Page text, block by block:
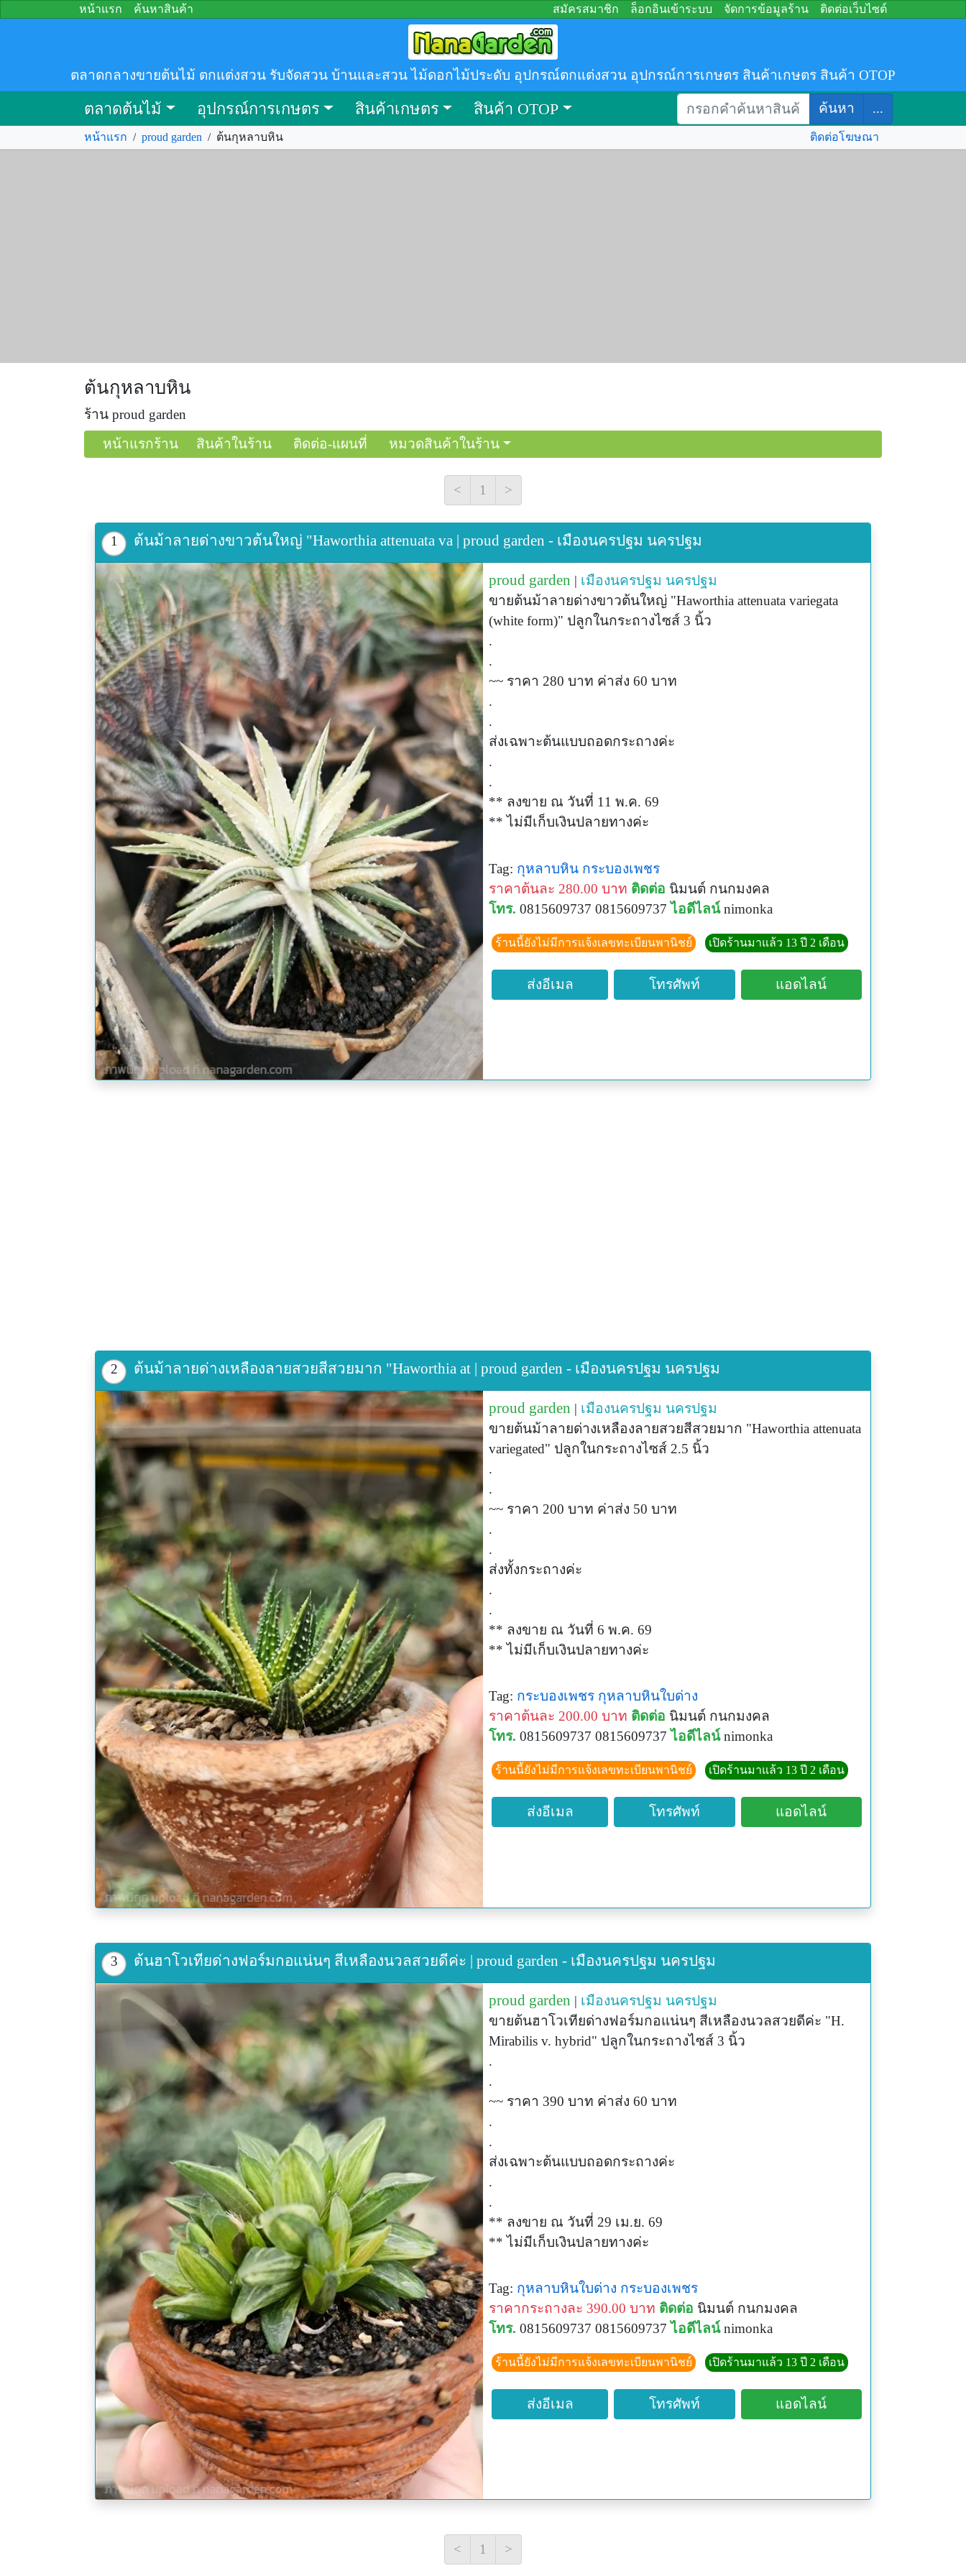
หน้าแรก ค้นหาสินค้า สมัครสมาชิก ล็อกอินเข้าระบบ จัดการข้อมูลร้าน ติดต่อเว็บไซต์
ตลาดกลางขายต้นไม้ ตกแต่งสวน รับจัดสวน บ้านและสวน ไม้ดอกไม้ประดับ อุปกรณ์ตกแต่งสวน อุปกรณ์การเกษตร สินค้าเกษตร สินค้า OTOP
ตลาดต้นไม้ อุปกรณ์การเกษตร สินค้าเกษตร สินค้า OTOP ค้นหา ...
หน้าแรก / proud garden / ต้นกุหลาบหิน ติดต่อโฆษณา
ต้นกุหลาบหิน
ร้าน proud garden
หน้าแรกร้าน
สินค้าในร้าน ติดต่อ-แผนที่ หมวดสินค้าในร้าน
< 1 >
1 ต้นม้าลายด่างขาวต้นใหญ่ "Haworthia attenuata va | proud garden - เมืองนครปฐม นครปฐม
proud garden | เมืองนครปฐม นครปฐม
ขายต้นม้าลายด่างขาวต้นใหญ่ "Haworthia attenuata variegata
(white form)" ปลูกในกระถางไซส์ 3 นิ้ว
.
.
~~ ราคา 280 บาท ค่าส่ง 60 บาท
.
.
ส่งเฉพาะต้นแบบถอดกระถางค่ะ
.
.
** ลงขาย ณ วันที่ 11 พ.ค. 69
** ไม่มีเก็บเงินปลายทางค่ะ
Tag: กุหลาบหิน กระบองเพชร
ราคาต้นละ 280.00 บาท ติดต่อ นิมนต์ กนกมงคล
โทร. 0815609737 0815609737 ไอดีไลน์ nimonka
ร้านนี้ยังไม่มีการแจ้งเลขทะเบียนพานิชย์ เปิดร้านมาแล้ว 13 ปี 2 เดือน
ส่งอีเมล โทรศัพท์ แอดไลน์
2 ต้นม้าลายด่างเหลืองลายสวยสีสวยมาก "Haworthia at | proud garden - เมืองนครปฐม นครปฐม
proud garden | เมืองนครปฐม นครปฐม
ขายต้นม้าลายด่างเหลืองลายสวยสีสวยมาก "Haworthia attenuata
variegated" ปลูกในกระถางไซส์ 2.5 นิ้ว
.
.
~~ ราคา 200 บาท ค่าส่ง 50 บาท
.
.
ส่งทั้งกระถางค่ะ
.
.
** ลงขาย ณ วันที่ 6 พ.ค. 69
** ไม่มีเก็บเงินปลายทางค่ะ
Tag: กระบองเพชร กุหลาบหินใบด่าง
ราคาต้นละ 200.00 บาท ติดต่อ นิมนต์ กนกมงคล
โทร. 0815609737 0815609737 ไอดีไลน์ nimonka
ร้านนี้ยังไม่มีการแจ้งเลขทะเบียนพานิชย์ เปิดร้านมาแล้ว 13 ปี 2 เดือน
ส่งอีเมล โทรศัพท์ แอดไลน์
3 ต้นฮาโวเทียด่างฟอร์มกอแน่นๆ สีเหลืองนวลสวยดีค่ะ | proud garden - เมืองนครปฐม นครปฐม
proud garden | เมืองนครปฐม นครปฐม
ขายต้นฮาโวเทียด่างฟอร์มกอแน่นๆ สีเหลืองนวลสวยดีค่ะ "H.
Mirabilis v. hybrid" ปลูกในกระถางไซส์ 3 นิ้ว
.
.
~~ ราคา 390 บาท ค่าส่ง 60 บาท
.
.
ส่งเฉพาะต้นแบบถอดกระถางค่ะ
.
.
** ลงขาย ณ วันที่ 29 เม.ย. 69
** ไม่มีเก็บเงินปลายทางค่ะ
Tag: กุหลาบหินใบด่าง กระบองเพชร
ราคากระถางละ 390.00 บาท ติดต่อ นิมนต์ กนกมงคล
โทร. 0815609737 0815609737 ไอดีไลน์ nimonka
ร้านนี้ยังไม่มีการแจ้งเลขทะเบียนพานิชย์ เปิดร้านมาแล้ว 13 ปี 2 เดือน
ส่งอีเมล โทรศัพท์ แอดไลน์
< 1 >